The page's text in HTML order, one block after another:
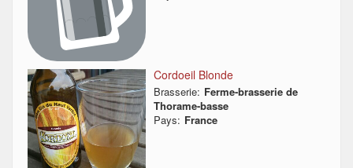
Cordoeil Blonde
Brasserie: Ferme-brasserie de
Thorame-basse
Pays: France